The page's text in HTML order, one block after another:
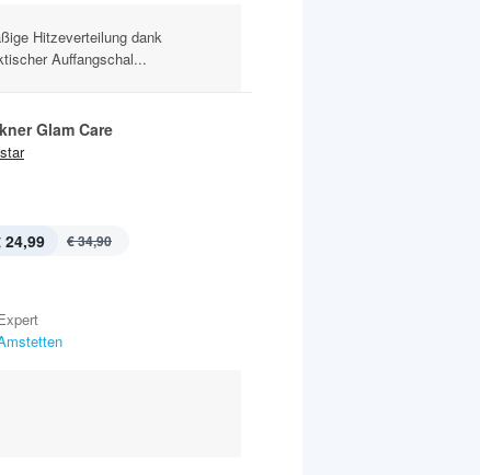
Hitzeverteilung dank
Auffangschal...
Glam Care
24,99 € 34,90